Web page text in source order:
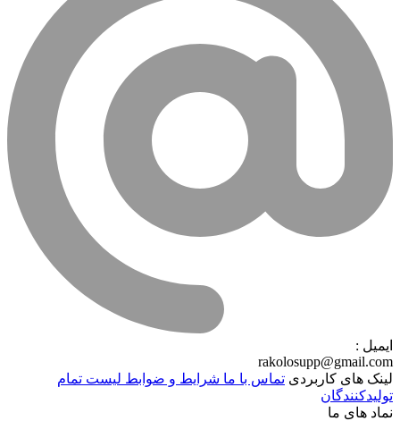
ایمیل :
rakolosupp@gmail.com
لینک های کاربردی تماس با ماشرایط و ضوابطلیست تمام
تولیدکنندگان
نماد های ما